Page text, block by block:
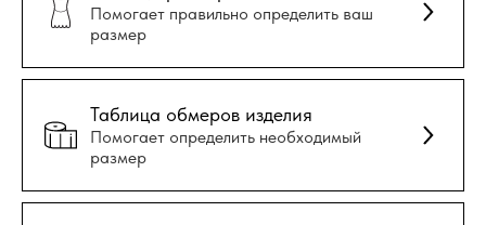
Помогает правильно определить ваш
размер
Таблица обмеров изделия
Помогает определить необходимый
размер